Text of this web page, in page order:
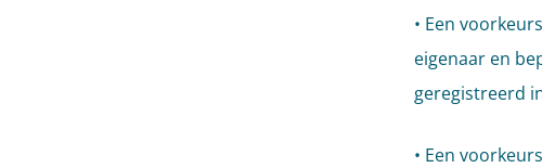
• Een
eigenaar en
geregistreerd
• Een